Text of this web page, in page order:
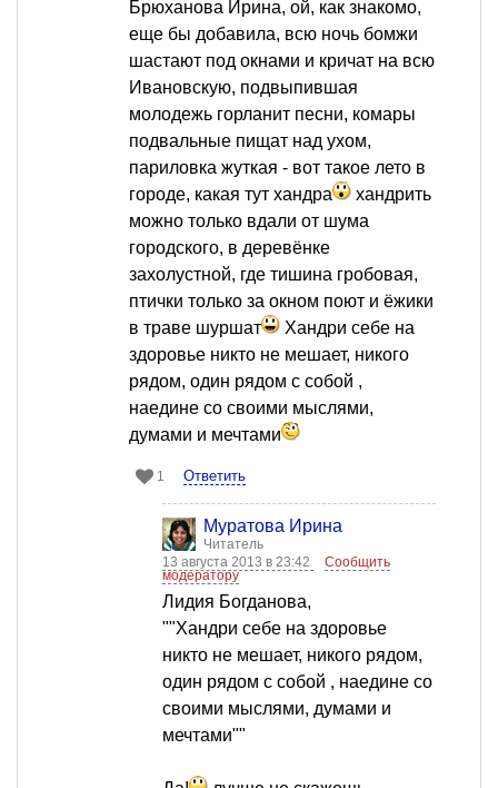
Брюханова Ирина, ой, как знакомо,
еще бы добавила, всю ночь бомжи
шастают под окнами и кричат на всю
Ивановскую, подвыпившая
молодежь горланит песни, комары
подвальные пищат над ухом,
париловка жуткая - вот такое лето в
городе, какая тут хандра
хандрить
можно только вдали от шума
городского, в деревёнке
захолустной, где тишина гробовая,
птички только за окном поют и ёжики
в траве шуршат
Хандри себе на
здоровье никто не мешает, никого
рядом, один рядом с собой ,
наедине со своими мыслями,
думами и мечтами
1 Ответить
Муратова Ирина
Читатель
13 августа 2013 в 23:42
Сообщить
модератору
Лидия Богданова,
""Хандри себе на здоровье
никто не мешает, никого рядом,
один рядом с собой , наедине со
своими мыслями, думами и
мечтами""